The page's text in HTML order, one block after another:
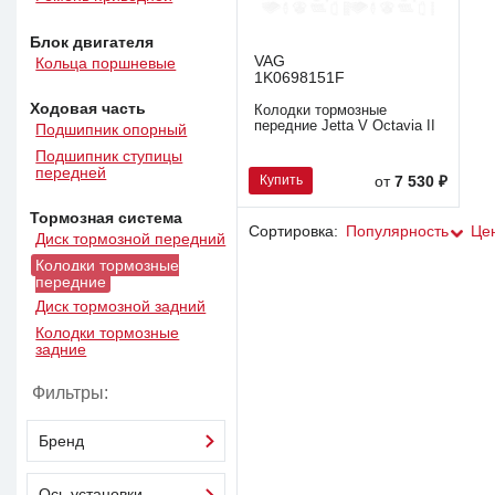
Блок двигателя
Кольца поршневые
Ходовая часть
Подшипник опорный
Подшипник ступицы
передней
Тормозная система
Диск тормозной передний
Колодки тормозные
передние
Диск тормозной задний
Колодки тормозные
задние
Фильтры:
Бренд
VAG
1K0698151F
Колодки тормозные
передние Jetta V Octavia II
Купить от7 530 ₽
Сортировка: Популярность